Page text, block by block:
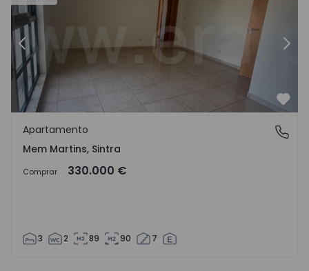
Anterior
Mem Martins, Sintra
Apartamento
Mem Martins, Sintra
Comprar 330.000 €
3 2 89 90 7